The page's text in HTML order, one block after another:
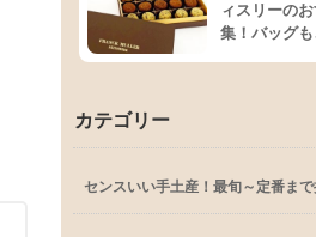
ィスリーの
集！バッグ
カテゴリー
センスいい手土産！最旬～定番まで